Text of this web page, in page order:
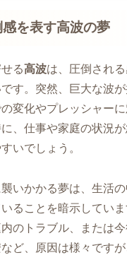
を表す高波の夢
る高波は、圧倒され
す。突然、巨大な波
変化やプレッシャー
、仕事や家庭の状況
いでしょう。
いかかる夢は、生活
ることを暗示してい
のトラブル、または
ど、原因は様々です